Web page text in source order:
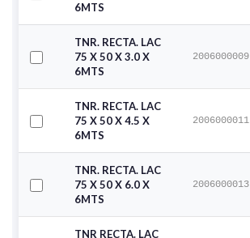
6MTS
TNR. RECTA. LAC
75 X 50 X 3.0 X
6MTS
2006000009
TNR. RECTA. LAC
75 X 50 X 4.5 X
6MTS
2006000011
TNR. RECTA. LAC
75 X 50 X 6.0 X
6MTS
2006000013
TNR RECTA. LAC